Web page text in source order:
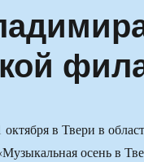
октября в Твери в
осень в